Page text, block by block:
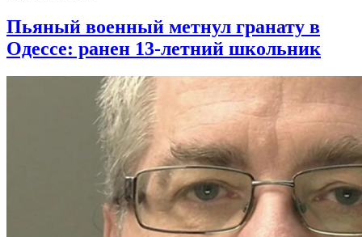
Пьяный военный метнул гранату в
Одессе: ранен 13-летний школьник